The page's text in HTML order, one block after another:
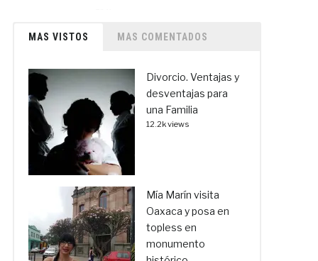
MAS VISTOS MAS COMENTADOS
Divorcio. Ventajas y
desventajas para
una Familia
12.2k views
Mía Marín visita
Oaxaca y posa en
topless en
monumento